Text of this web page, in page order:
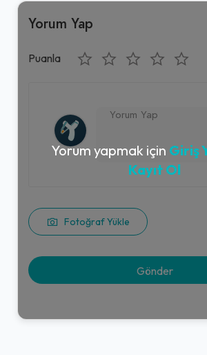
Yorum Yap
Puanla
Fotoğraf Yükle
Yorum yapmak için Giriş
Kayıt Ol